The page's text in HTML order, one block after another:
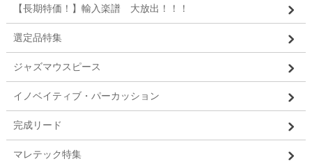
【長期特価！】輸入楽譜 大放出！！！
選定品特集
ジャズマウスピース
イノベイティブ・パーカッション
完成リード
マレテック特集